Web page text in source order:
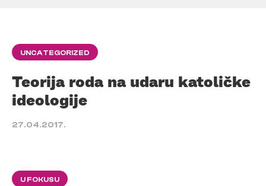
UNCATEGORIZED
Teorija roda na udaru katoličke
ideologije
27.04.2017.
U FOKUSU